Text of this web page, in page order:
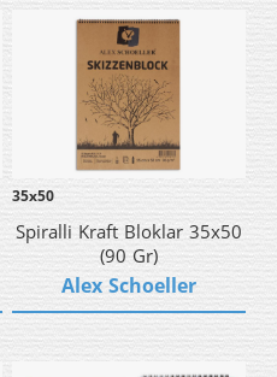
35x50
Spiralli Kraft Bloklar 35x50
(90 Gr)
Alex Schoeller